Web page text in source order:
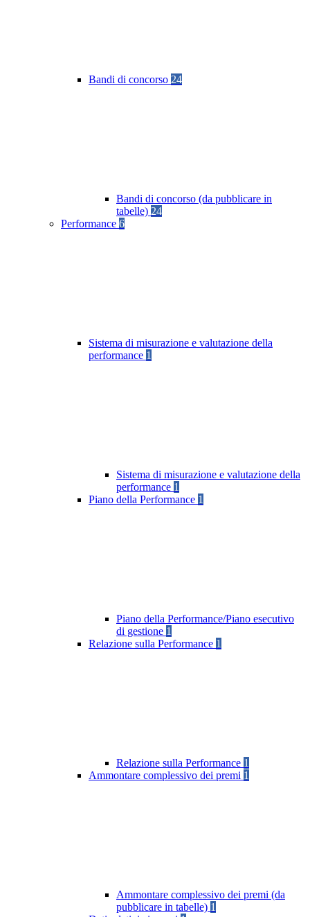
Bandi di concorso 24
Bandi di concorso (da pubblicare in
tabelle) 24
Performance 6
Sistema di misurazione e valutazione della
performance 1
Sistema di misurazione e valutazione della
performance 1
Piano della Performance 1
Piano della Performance/Piano esecutivo
di gestione 1
Relazione sulla Performance 1
Relazione sulla Performance 1
Ammontare complessivo dei premi 1
Ammontare complessivo dei premi (da
pubblicare in tabelle) 1